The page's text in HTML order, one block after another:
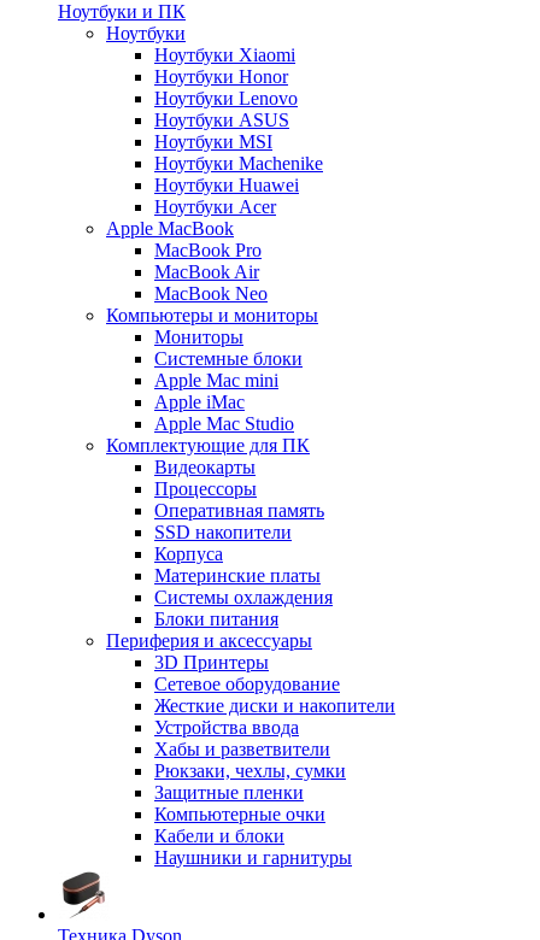
Ноутбуки и ПК
Ноутбуки
Ноутбуки Xiaomi
Ноутбуки Honor
Ноутбуки Lenovo
Ноутбуки ASUS
Ноутбуки MSI
Ноутбуки Machenike
Ноутбуки Huawei
Ноутбуки Acer
Apple MacBook
MacBook Pro
MacBook Air
MacBook Neo
Компьютеры и мониторы
Мониторы
Системные блоки
Apple Mac mini
Apple iMac
Apple Mac Studio
Комплектующие для ПК
Видеокарты
Процессоры
Оперативная память
SSD накопители
Корпуса
Материнские платы
Системы охлаждения
Блоки питания
Периферия и аксессуары
3D Принтеры
Сетевое оборудование
Жесткие диски и накопители
Устройства ввода
Хабы и разветвители
Рюкзаки, чехлы, сумки
Защитные пленки
Компьютерные очки
Кабели и блоки
Наушники и гарнитуры
Техника Dyson